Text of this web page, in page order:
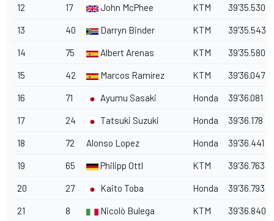
12 17 John McPhee KTM 39'35.530
13 40 Darryn Binder KTM 39'35.543
14 75 Albert Arenas KTM 39'35.580
15 42 Marcos Ramírez KTM 39'36.047
16 71 Ayumu Sasaki Honda 39'36.081
17 24 Tatsuki Suzuki Honda 39'36.178
18 72 Alonso Lopez Honda 39'36.441
19 65 Philipp Ottl KTM 39'36.763
20 27 Kaito Toba Honda 39'36.793
21 8 Nicolò Bulega KTM 39'36.840